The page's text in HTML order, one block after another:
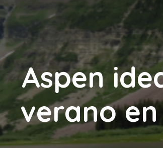
Aspen
verano